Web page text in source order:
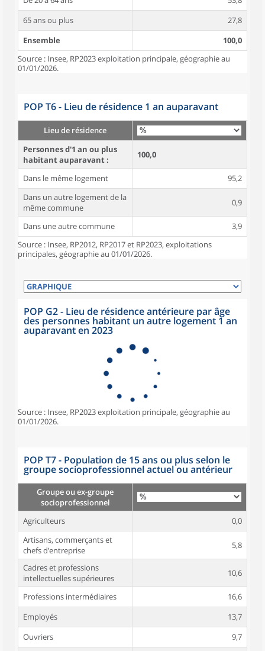
65 ans ou plus
27,8
Ensemble
100,0
Source : Insee, RP2023 exploitation principale, géographie au
01/01/2026.
POP T6 - Lieu de résidence 1 an auparavant
Lieu de résidence
Personnes d'1 an ou plus
habitant auparavant :
100,0
Dans le même logement
95,2
Dans un autre logement de la
même commune
0,9
Dans une autre commune
3,9
Source : Insee, RP2012, RP2017 et RP2023, exploitations
principales, géographie au 01/01/2026.
POP G2 - Lieu de résidence antérieure par âge
des personnes habitant un autre logement 1 an
auparavant en 2023
Source : Insee, RP2023 exploitation principale, géographie au
01/01/2026.
POP T7 - Population de 15 ans ou plus selon le
groupe socioprofessionnel actuel ou antérieur
Groupe ou ex-groupe
socioprofessionnel
Agriculteurs
0,0
Artisans, commerçants et
chefs d’entreprise
5,8
Cadres et professions
intellectuelles supérieures
10,6
Professions intermédiaires
16,6
Employés
13,7
Ouvriers
9,7